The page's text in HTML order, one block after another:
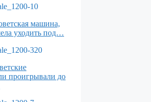
машина,
уходить под…
проигрывали до